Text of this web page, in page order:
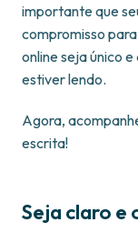
importante que
compromisso
online seja único
estiver lendo.
Agora,
escrita!
Seja claro e